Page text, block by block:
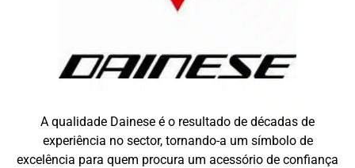
A qualidade Dainese é o resultado de décadas de
experiência no sector, tornando-a um símbolo de
excelência para quem procura um acessório de confiança